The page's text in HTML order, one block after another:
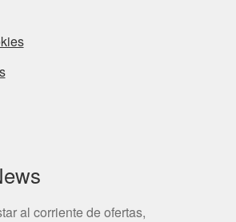
al corriente de ofertas,